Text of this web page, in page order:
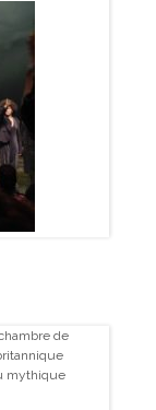
de
mythique